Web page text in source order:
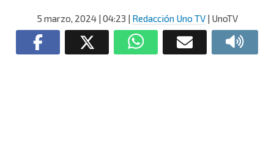
5 marzo, 2024| 04:23 | Redacción Uno TV| UnoTV